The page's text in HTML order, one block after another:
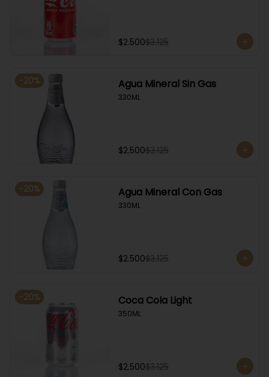
$2.500$3.125
-20% Agua Mineral Sin Gas
330ML
$2.500$3.125
-20% Agua Mineral Con Gas
330ML
$2.500$3.125
-20% Coca Cola Light
350ML
$2.500$3.125